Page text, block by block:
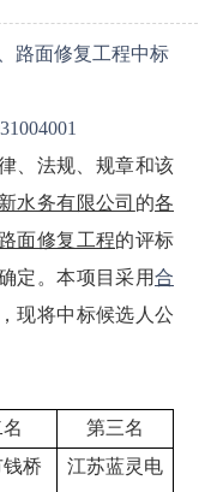
路面修复工程中标
、法规、规章和该
水务有限公司 的各
面修复工程的评标
定。本项目采用合
现将中标候选人公
第三名
桥
江苏蓝灵电